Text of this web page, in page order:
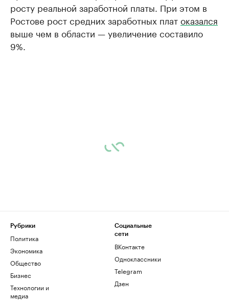
росту реальной заработной платы. При этом в
Ростове рост средних заработных платоказался
выше чем в области — увеличение составило
9%.
Рубрики
Политика
Экономика
Общество
Бизнес
Технологии и
медиа
Социальные
сети
ВКонтакте
Одноклассники
Telegram
Дзен